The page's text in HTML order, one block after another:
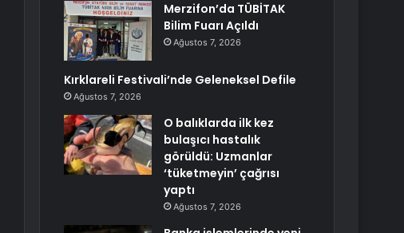
Merzifon’da TÜBİTAK
Bilim Fuarı Açıldı
Ağustos 7, 2026
Kırklareli Festivali’nde Geleneksel Defile
Ağustos 7, 2026
O balıklarda ilk kez
bulaşıcı hastalık
görüldü: Uzmanlar
‘tüketmeyin’ çağrısı
yaptı
Ağustos 7, 2026